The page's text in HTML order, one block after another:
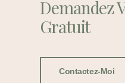
Demandez
Gratuit
Contactez-Moi